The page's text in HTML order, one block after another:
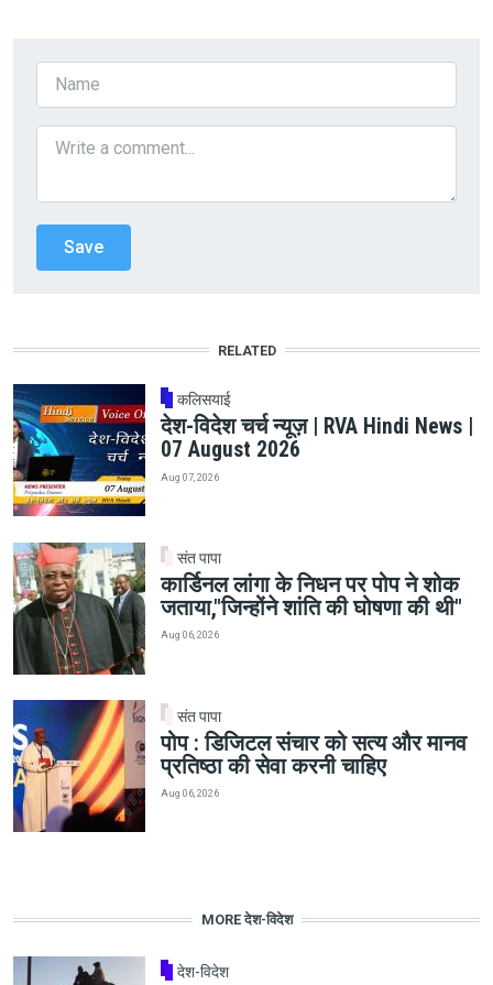
RELATED
कलिसयाई
देश-विदेश चर्च न्यूज़ | RVA Hindi News |
07 August 2026
Aug 07, 2026
संत पापा
कार्डिनल लांगा के निधन पर पोप ने शोक
जताया,"जिन्होंने शांति की घोषणा की थी"
Aug 06, 2026
संत पापा
पोप : डिजिटल संचार को सत्य और मानव
प्रतिष्ठा की सेवा करनी चाहिए
Aug 06, 2026
MORE देश-विदेश
देश-विदेश